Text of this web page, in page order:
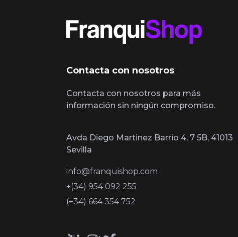
Contacta con nosotros
Contacta con nosotros para más
información sin ningún compromiso.
Avda Diego Martinez Barrio 4, 7 5B, 41013
Sevilla
info@franquishop.com
+(34) 954 092 255
(+34) 664 354 752